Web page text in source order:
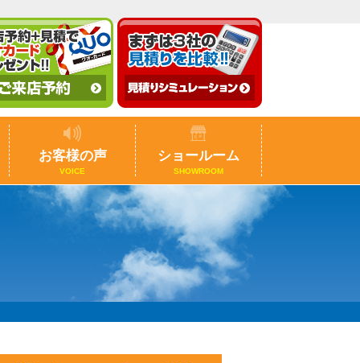
お客様の声
VOICE
ショールーム
SHOWROOM